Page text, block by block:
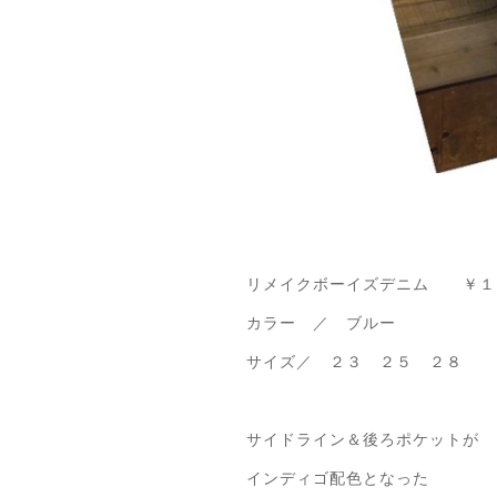
リメイクボーイズデニム ￥１
カラー ／ ブルー
サイズ／ ２３ ２５ ２８
サイドライン＆後ろポケットが
インディゴ配色となった